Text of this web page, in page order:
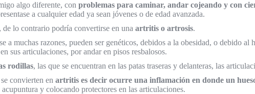
algo diferente, con problemas para caminar, andar cojeando y con
a cualquier edad ya sean jóvenes o de edad avanzada.
lo contrario podría convertirse en una artritis o artrosis.
a muchas razones, pueden ser genéticos, debidos a la obesidad, o debido
sus articulaciones, por andar en pisos resbalosos.
rodillas, las que se encuentran en las patas traseras y delanteras, las
convierten en artritis es decir ocurre una inflamación en donde un
y colocando protectores en las articulaciones.